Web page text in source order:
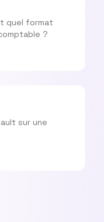
quel format
?
sur une